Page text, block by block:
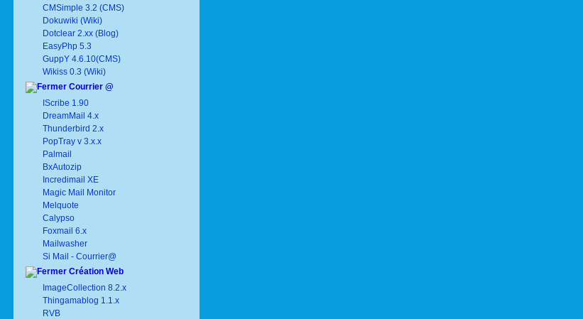
CMSimple 3.2 (CMS)
Dokuwiki (Wiki)
Dotclear 2.xx (Blog)
EasyPhp 5.3
GuppY 4.6.10(CMS)
Wikiss 0.3 (Wiki)
Courrier @
IScribe 1.90
DreamMail 4.x
Thunderbird 2.x
PopTray v 3.x.x
Palmail
BxAutozip
Incredimail XE
Magic Mail Monitor
Melquote
Calypso
Foxmail 6.x
Mailwasher
Si Mail - Courrier@
Création Web
ImageCollection 8.2.x
Thingamablog 1.1.x
RVB